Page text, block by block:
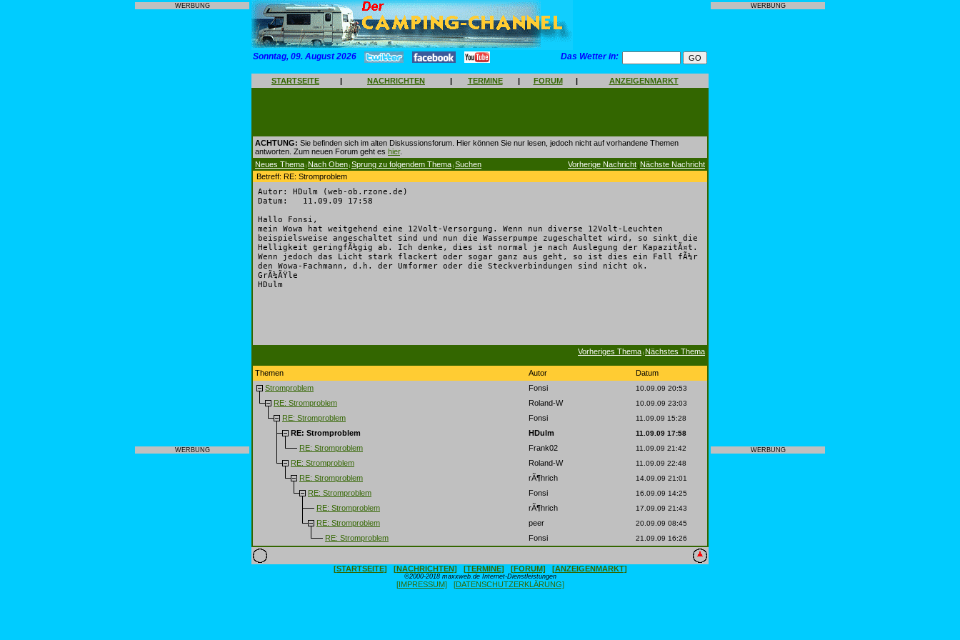
WERBUNG
WERBUNG
Sonntag, 09. August 2026 Das Wetter in:
STARTSEITE | NACHRICHTEN | TERMINE | FORUM | ANZEIGENMARKT
ACHTUNG: Sie befinden sich im alten Diskussionsforum. Hier können Sie nur lesen, jedoch nicht auf vorhandene Themen
antworten. Zum neuen Forum geht es hier.
Neues Thema | Nach Oben | Sprung zu folgendem Thema | Suchen Vorherige Nachricht | Nächste Nachricht
Betreff: RE: Stromproblem
Autor: HDulm (web-ob.rzone.de)
Datum: 11.09.09 17:58
Hallo Fonsi,
mein Wowa hat weitgehend eine 12Volt-Versorgung. Wenn nun diverse 12Volt-Leuchten
beispielsweise angeschaltet sind und nun die Wasserpumpe zugeschaltet wird, so sinkt die
Helligkeit geringfÃ¼gig ab. Ich denke, dies ist normal je nach Auslegung der KapazitÃ¤t.
Wenn jedoch das Licht stark flackert oder sogar ganz aus geht, so ist dies ein Fall fÃ¼r
den Wowa-Fachmann, d.h. der Umformer oder die Steckverbindungen sind nicht ok.
GrÃ¼ÃŸle
HDulm
Vorheriges Thema | Nächstes Thema
Themen Autor
Datum
Stromproblem
Fonsi 10.09.09 20:53
RE: Stromproblem Roland-W 10.09.09 23:03
RE: Stromproblem Fonsi 11.09.09 15:28
RE: Stromproblem HDulm 11.09.09 17:58
RE: Stromproblem Frank02 11.09.09 21:42
RE: Stromproblem Roland-W 11.09.09 22:48
RE: Stromproblem rÃ¶hrich 14.09.09 21:01
RE: Stromproblem Fonsi 16.09.09 14:25
RE: Stromproblem rÃ¶hrich 17.09.09 21:43
RE: Stromproblem peer 20.09.09 08:45
RE: Stromproblem Fonsi 21.09.09 16:26
[STARTSEITE] [NACHRICHTEN] [TERMINE] [FORUM] [ANZEIGENMARKT]
©2000-2018 maxxweb.de Internet-Dienstleistungen
[IMPRESSUM] [DATENSCHUTZERKLÄRUNG]
WERBUNG
WERBUNG